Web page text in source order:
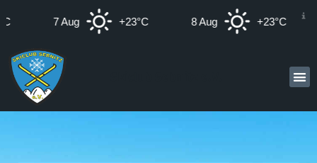
7 Aug +23°C 8 Aug +23°C